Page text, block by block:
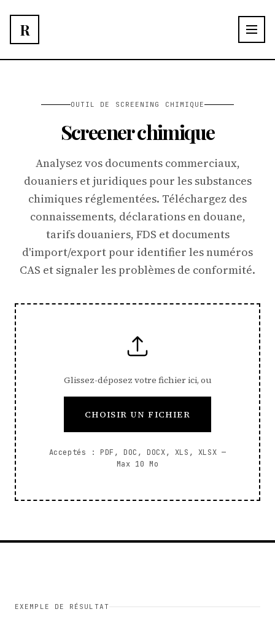
R
OUTIL DE SCREENING CHIMIQUE
Screener chimique
Analysez vos documents commerciaux,
douaniers et juridiques pour les substances
chimiques réglementées. Téléchargez des
connaissements, déclarations en douane,
tarifs douaniers, FDS et documents
d'import/export pour identifier les numéros
CAS et signaler les problèmes de conformité.
Glissez-déposez votre fichier ici, ou
CHOISIR UN FICHIER
Acceptés : PDF, DOC, DOCX, XLS, XLSX —
Max 10 Mo
EXEMPLE DE RÉSULTAT